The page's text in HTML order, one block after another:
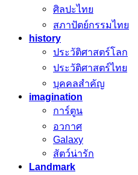
ศิลปะไทย
สภาปัตย์กรรมไทย
history
ประวัติศาสตร์โลก
ประวัติศาสตร์ไทย
บุคคลสำคัญ
imagination
การ์ตูน
อวกาศ
Galaxy
สัตว์น่ารัก
Landmark